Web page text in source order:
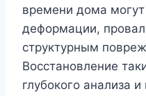
времени дома могут
деформации,
структурным
Восстановление
глубокого анализа